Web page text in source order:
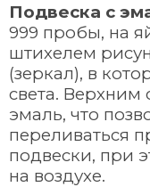
Подвеска с
999 пробы, на
штихелем
(зеркал), в
света. Верхним
эмаль, что
переливаться
подвески, при
на воздухе.